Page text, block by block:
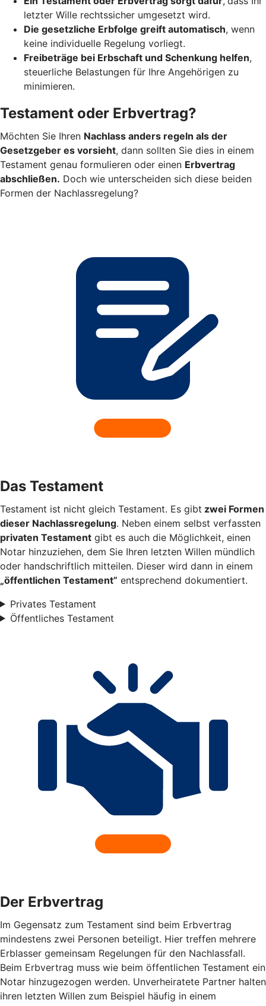
letzter Wille rechtssicher umgesetzt wird.
Die gesetzliche Erbfolge greift automatisch, wenn
keine individuelle Regelung vorliegt.
Freibeträge bei Erbschaft und Schenkung helfen,
steuerliche Belastungen für Ihre Angehörigen zu
minimieren.
Testament oder Erbvertrag?
Möchten Sie Ihren Nachlass anders regeln als der
Gesetzgeber es vorsieht, dann sollten Sie dies in einem
Testament genau formulieren oder einen Erbvertrag
abschließen. Doch wie unterscheiden sich diese beiden
Formen der Nachlassregelung?
Das Testament
Testament ist nicht gleich Testament. Es gibt zwei Formen
dieser Nachlassregelung. Neben einem selbst verfassten
privaten Testament gibt es auch die Möglichkeit, einen
Notar hinzuziehen, dem Sie Ihren letzten Willen mündlich
oder handschriftlich mitteilen. Dieser wird dann in einem
„öffentlichen Testament” entsprechend dokumentiert.
Privates Testament
Öffentliches Testament
Der Erbvertrag
Im Gegensatz zum Testament sind beim Erbvertrag
mindestens zwei Personen beteiligt. Hier treffen mehrere
Erblasser gemeinsam Regelungen für den Nachlassfall.
Beim Erbvertrag muss wie beim öffentlichen Testament ein
Notar hinzugezogen werden. Unverheiratete Partner halten
ihren letzten Willen zum Beispiel häufig in einem